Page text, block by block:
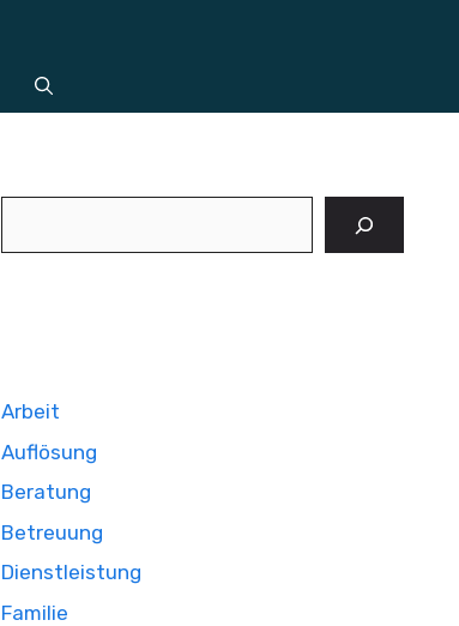
Arbeit
Auflösung
Beratung
Betreuung
Dienstleistung
Familie